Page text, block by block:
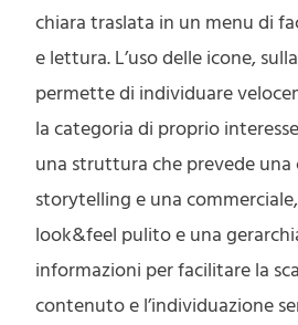
chiara traslata in un menu di
e lettura. L’uso delle icone,
permette di individuare
la categoria di proprio
una struttura che prevede
storytelling e una
look&feel pulito e una
informazioni per facilitare la
contenuto e l’individuazione